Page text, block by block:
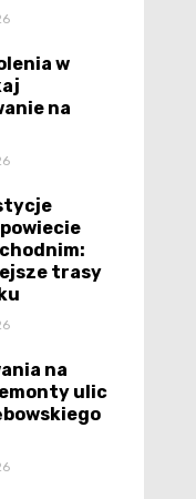
w
na
trasy
na
ulic